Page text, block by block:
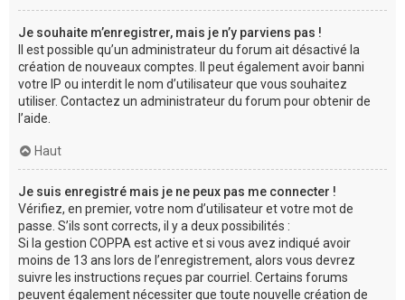
Je souhaite m’enregistrer, mais je n’y parviens pas !
Il est possible qu’un administrateur du forum ait désactivé la
création de nouveaux comptes. Il peut également avoir banni
votre IP ou interdit le nom d’utilisateur que vous souhaitez
utiliser. Contactez un administrateur du forum pour obtenir de
l’aide.
Haut
Je suis enregistré mais je ne peux pas me connecter !
Vérifiez, en premier, votre nom d’utilisateur et votre mot de
passe. S’ils sont corrects, il y a deux possibilités :
Si la gestion COPPA est active et si vous avez indiqué avoir
moins de 13 ans lors de l’enregistrement, alors vous devrez
suivre les instructions reçues par courriel. Certains forums
peuvent également nécessiter que toute nouvelle création de